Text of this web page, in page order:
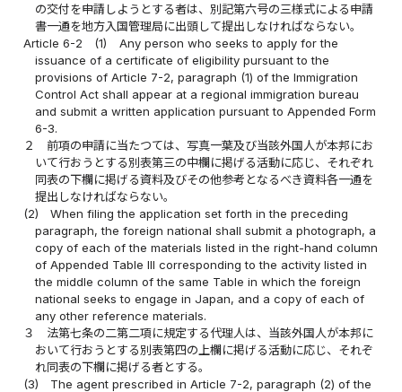
の交付を申請しようとする者は、別記第六号の三様式による申請
書一通を地方入国管理局に出頭して提出しなければならない。
Article 6-2
(1)
Any person who seeks to apply for the
issuance of a certificate of eligibility pursuant to the
provisions of Article 7-2, paragraph (1) of the Immigration
Control Act shall appear at a regional immigration bureau
and submit a written application pursuant to Appended Form
6-3.
２
前項の申請に当たつては、写真一葉及び当該外国人が本邦にお
いて行おうとする別表第三の中欄に掲げる活動に応じ、それぞれ
同表の下欄に掲げる資料及びその他参考となるべき資料各一通を
提出しなければならない。
(2)
When filing the application set forth in the preceding
paragraph, the foreign national shall submit a photograph, a
copy of each of the materials listed in the right-hand column
of Appended Table III corresponding to the activity listed in
the middle column of the same Table in which the foreign
national seeks to engage in Japan, and a copy of each of
any other reference materials.
３
法第七条の二第二項に規定する代理人は、当該外国人が本邦に
おいて行おうとする別表第四の上欄に掲げる活動に応じ、それぞ
れ同表の下欄に掲げる者とする。
(3)
The agent prescribed in Article 7-2, paragraph (2) of the